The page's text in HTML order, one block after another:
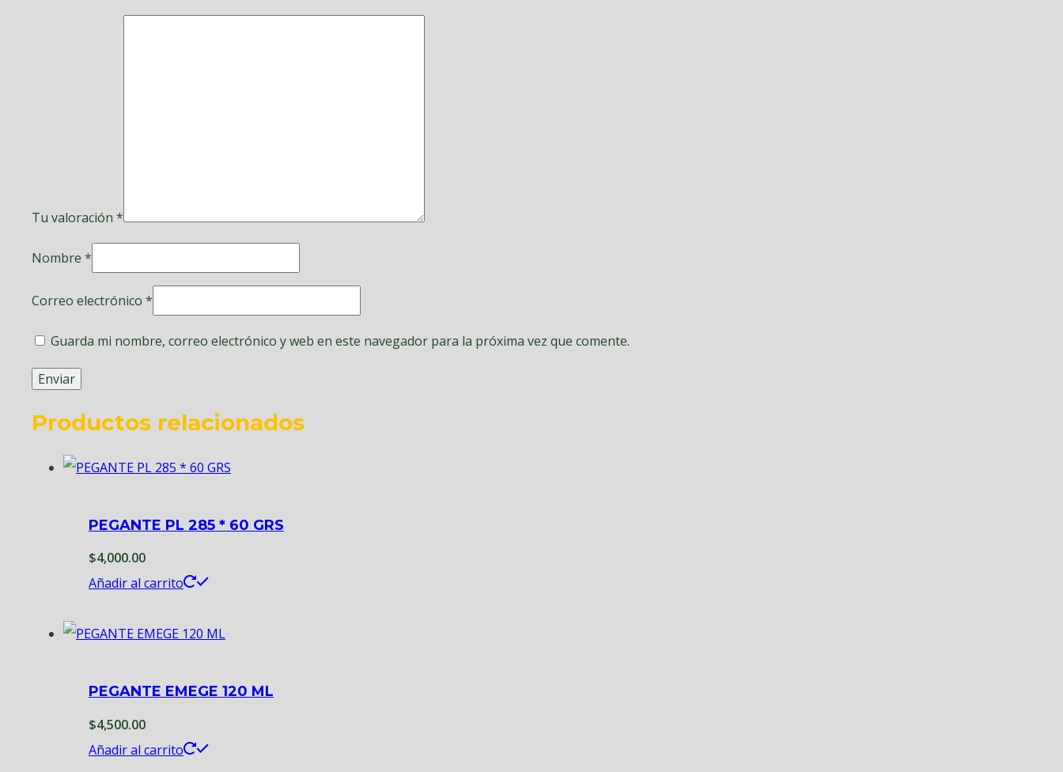
Tu valoración *
Nombre *
Correo electrónico *
Guarda mi nombre, correo electrónico y web en este navegador para la próxima vez que comente.
Productos relacionados
PEGANTE PL 285 * 60 GRS
$4,000.00
Añadir al carrito
PEGANTE EMEGE 120 ML
$4,500.00
Añadir al carrito